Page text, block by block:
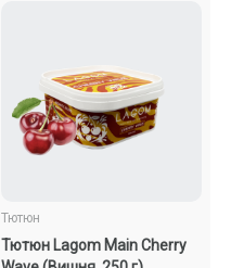
Тютюн
Тютюн Lagom Main Cherry